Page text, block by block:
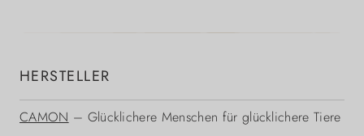
HERSTELLER
CAMON – Glücklichere Menschen für glücklichere Tiere